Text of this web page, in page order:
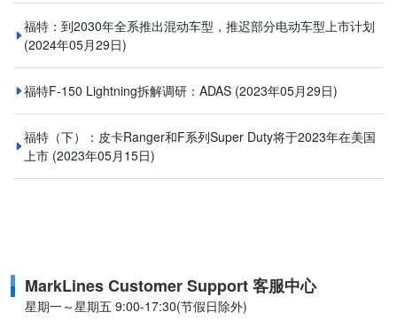
福特：到2030年全系推出混动车型，推迟部分电动车型上市计划
(2024年05月29日)
福特F-150 Lightning拆解调研：ADAS (2023年05月29日)
福特（下）：皮卡Ranger和F系列Super Duty将于2023年在美国
上市 (2023年05月15日)
MarkLines Customer Support 客服中心
星期一～星期五 9:00-17:30(节假日除外)